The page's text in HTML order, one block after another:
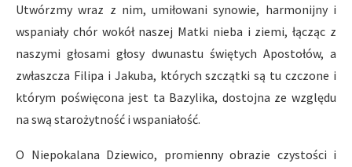
Utwórzmy wraz z nim, umiłowani synowie, harmonijny i
wspaniały chór wokół naszej Matki nieba i ziemi, łącząc z
naszymi głosami głosy dwunastu świętych Apostołów, a
zwłaszcza Filipa i Jakuba, których szczątki są tu czczone i
którym poświęcona jest ta Bazylika, dostojna ze względu
na swą starożytność i wspaniałość.
O Niepokalana Dziewico, promienny obrazie czystości i